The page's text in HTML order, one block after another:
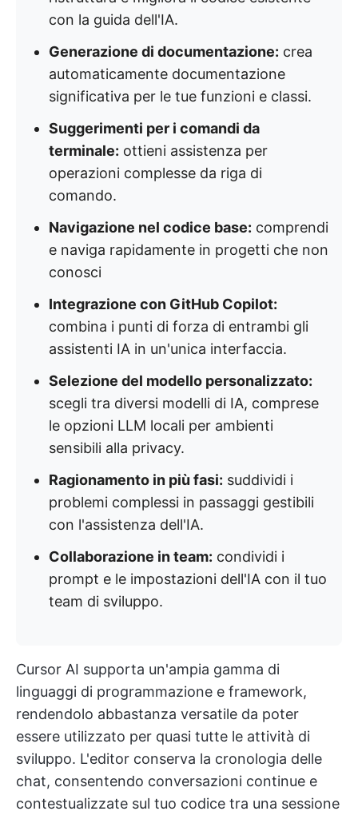
con la guida dell'IA.
Generazione di documentazione: crea
automaticamente documentazione
significativa per le tue funzioni e classi.
Suggerimenti per i comandi da
terminale: ottieni assistenza per
operazioni complesse da riga di
comando.
Navigazione nel codice base: comprendi
e naviga rapidamente in progetti che non
conosci
Integrazione con GitHub Copilot:
combina i punti di forza di entrambi gli
assistenti IA in un'unica interfaccia.
Selezione del modello personalizzato:
scegli tra diversi modelli di IA, comprese
le opzioni LLM locali per ambienti
sensibili alla privacy.
Ragionamento in più fasi: suddividi i
problemi complessi in passaggi gestibili
con l'assistenza dell'IA.
Collaborazione in team: condividi i
prompt e le impostazioni dell'IA con il tuo
team di sviluppo.
Cursor AI supporta un'ampia gamma di
linguaggi di programmazione e framework,
rendendolo abbastanza versatile da poter
essere utilizzato per quasi tutte le attività di
sviluppo. L'editor conserva la cronologia delle
chat, consentendo conversazioni continue e
contestualizzate sul tuo codice tra una sessione